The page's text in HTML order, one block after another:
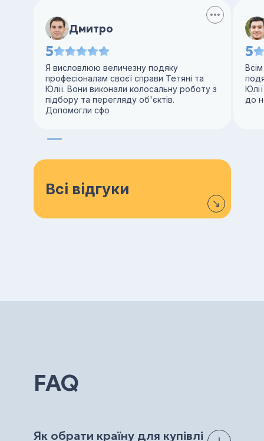
Дмитро
5
Я висловлюю величезну подяку
професіоналам своєї справи Тетяні та
Юлії. Вони виконали колосальну роботу з
підбору та перегляду об'єктів.
Допомогли сфо
5
до
Всі відгуки
FAQ
Як обрати країну для купівлі